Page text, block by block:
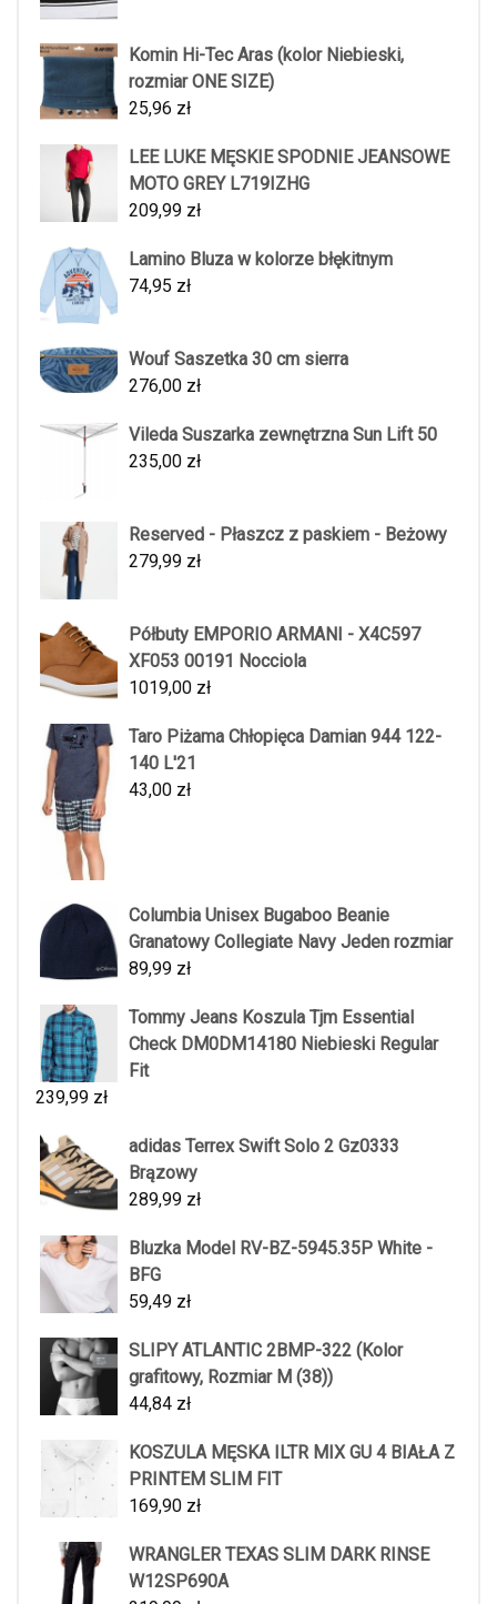
Komin Hi-Tec Aras (kolor Niebieski,
rozmiar ONE SIZE)
25,96 zł
LEE LUKE MĘSKIE SPODNIE JEANSOWE
MOTO GREY L719IZHG
209,99 zł
Lamino Bluza w kolorze błękitnym
74,95 zł
Wouf Saszetka 30 cm sierra
276,00 zł
Vileda Suszarka zewnętrzna Sun Lift 50
235,00 zł
Reserved - Płaszcz z paskiem - Beżowy
279,99 zł
Półbuty EMPORIO ARMANI - X4C597
XF053 00191 Nocciola
1019,00 zł
Taro Piżama Chłopięca Damian 944 122-
140 L'21
43,00 zł
Columbia Unisex Bugaboo Beanie
Granatowy Collegiate Navy Jeden rozmiar
89,99 zł
Tommy Jeans Koszula Tjm Essential
Check DM0DM14180 Niebieski Regular
Fit
239,99 zł
adidas Terrex Swift Solo 2 Gz0333
Brązowy
289,99 zł
Bluzka Model RV-BZ-5945.35P White -
BFG
59,49 zł
SLIPY ATLANTIC 2BMP-322 (Kolor
grafitowy, Rozmiar M (38))
44,84 zł
KOSZULA MĘSKA ILTR MIX GU 4 BIAŁA Z
PRINTEM SLIM FIT
169,90 zł
WRANGLER TEXAS SLIM DARK RINSE
W12SP690A